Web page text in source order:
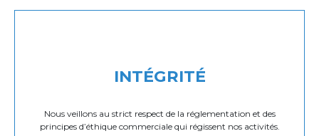
INTÉGRITÉ
Nous veillons au strict respect de la réglementation et des
principes d’éthique commerciale qui régissent nos activités.